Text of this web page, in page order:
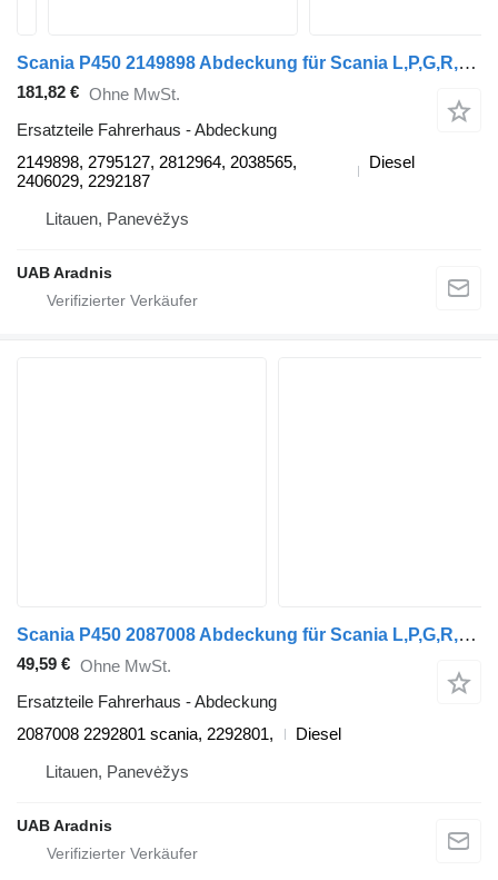
Scania P450 2149898 Abdeckung für Scania L,P,G,R,S series Sattelzugmaschine
181,82 € Ohne MwSt.
Ersatzteile Fahrerhaus - Abdeckung
2149898, 2795127, 2812964, 2038565,
2406029, 2292187
Diesel
Litauen, Panevėžys
UAB Aradnis
Scania P450 2087008 Abdeckung für Scania L,P,G,R,S series Sattelzugmaschine
49,59 € Ohne MwSt.
Ersatzteile Fahrerhaus - Abdeckung
2087008 2292801 scania, 2292801,
Diesel
Litauen, Panevėžys
UAB Aradnis